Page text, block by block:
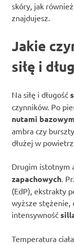
skóry, jak
znajdujesz.
Jakie
siłę i
Na siłę i długość
czynników. Po
nutami
ambra czy
dłużej w
Drugim istotnym
zapachowych.
(EdP), ekstrakty
wyższe stężenie,
intensywność
Temperatura